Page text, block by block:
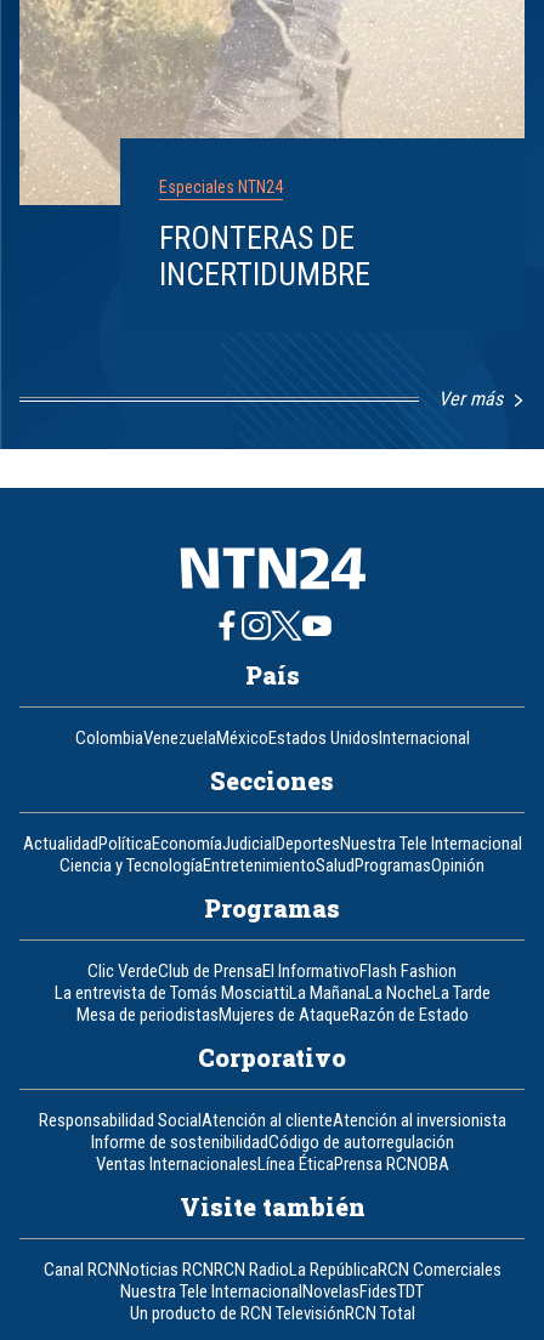
Especiales NTN24
FRONTERAS DE
INCERTIDUMBRE
Ver más
1
8
País
ColombiaVenezuelaMéxicoEstados UnidosInternacional
Secciones
ActualidadPolíticaEconomíaJudicialDeportesNuestra Tele Internacional
Ciencia y TecnologíaEntretenimientoSaludProgramasOpinión
Programas
Clic VerdeClub de PrensaEl InformativoFlash Fashion
La entrevista de Tomás MosciattiLa MañanaLa NocheLa Tarde
Mesa de periodistasMujeres de AtaqueRazón de Estado
Corporativo
Responsabilidad SocialAtención al clienteAtención al inversionista
Informe de sostenibilidadCódigo de autorregulación
Ventas InternacionalesLínea ÉticaPrensa RCNOBA
Visite también
Canal RCNNoticias RCNRCN RadioLa RepúblicaRCN Comerciales
Nuestra Tele InternacionalNovelasFidesTDT
Un producto de RCN TelevisiónRCN Total